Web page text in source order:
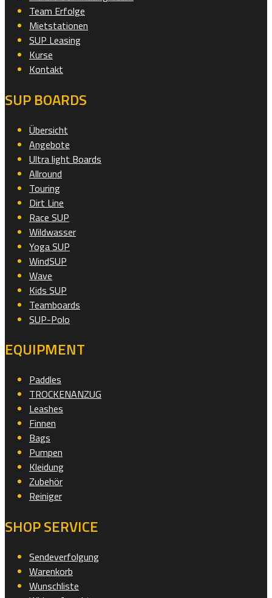
Team Erfolge
Mietstationen
SUP Leasing
Kurse
Kontakt
SUP BOARDS
Übersicht
Angebote
Ultra light Boards
Allround
Touring
Dirt Line
Race SUP
Wildwasser
Yoga SUP
WindSUP
Wave
Kids SUP
Teamboards
SUP-Polo
EQUIPMENT
Paddles
TROCKENANZUG
Leashes
Finnen
Bags
Pumpen
Kleidung
Zubehör
Reiniger
SHOP SERVICE
Sendeverfolgung
Warenkorb
Wunschliste